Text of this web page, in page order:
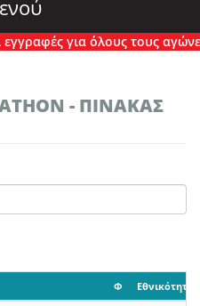
για όλους τους αγώνες
- ΠΙΝΑΚΑΣ
Φ Εθνικότητα